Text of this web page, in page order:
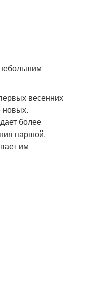
весенних
новых.
более
паршой.
им